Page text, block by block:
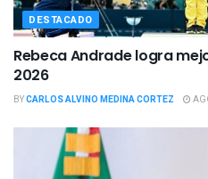
DESTACADO
Rebeca Andrade logra
2026
BYCARLOS ALVINO MEDINA CORTEZ